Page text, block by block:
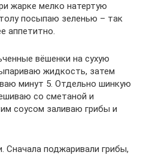
жарке мелко натертую
посыпаю зеленью – так
аппетитно.
вёшенки на сухую
жидкость, затем
минут 5. Отдельно шинкую
со сметаной и
соусом заливаю грибы и
Сначала поджаривали грибы,